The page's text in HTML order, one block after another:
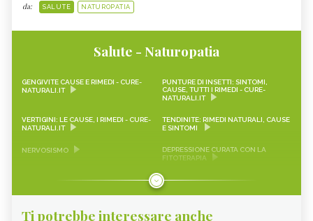
da: SALUTE NATUROPATIA
Salute - Naturopatia
GENGIVITE CAUSE E RIMEDI - CURE-
NATURALI.IT
PUNTURE DI INSETTI: SINTOMI,
CAUSE, TUTTI I RIMEDI - CURE-
NATURALI.IT
VERTIGINI: LE CAUSE, I RIMEDI - CURE-
NATURALI.IT
TENDINITE: RIMEDI NATURALI, CAUSE
E SINTOMI
NERVOSISMO
DEPRESSIONE CURATA CON LA
FITOTERAPIA
EMICRANIA
Ti potrebbe interessare anche